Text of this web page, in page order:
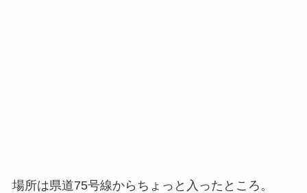
場所は県道75号線からちょっと入ったところ。